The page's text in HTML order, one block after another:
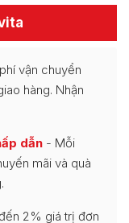
vận chuyển
hàng. Nhận
dẫn - Mỗi
mãi và quà
2% giá trị đơn